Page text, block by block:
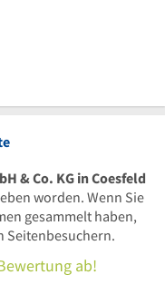
& Co. KG in Coesfeld
worden. Wenn Sie
gesammelt haben,
Seitenbesuchern.
ab!